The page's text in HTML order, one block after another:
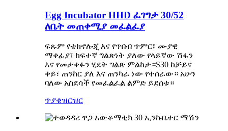
Egg Incubator HHD ፈገግታ 30/52
ለቤት መጠቀሚያ መፈልፈያ
ፍጹም የቴክኖሎጂ እና የጥበብ ጥምር፣ ሙያዊ
ማቀፊያ፣ ከፍተኛ ግልጽነት ያለው የላይኛው ሽፋን
እና የመታቀፉን ሂደት ግልጽ ምልከታ።S30 ከቻይና
ቀይ፣ ጠንከር ያለ እና ጠንካራ ነው የተሰራው። አሁን
ባለው አስደሳች የመፈልፈል ልምድ ይደሰቱ።
ጥያቄዝርዝር